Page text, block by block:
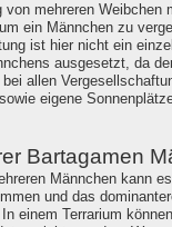
von mehreren Weibchen
ein Männchen zu
ist hier nicht ein
ausgesetzt, da
allen
eigene
Bartagamen
Männchen kann
und das
einem Terrarium